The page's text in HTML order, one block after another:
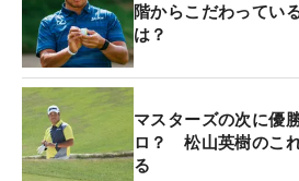
階からこだわってい
は？
マスターズの次に優
ロ？ 松山英樹のこ
る